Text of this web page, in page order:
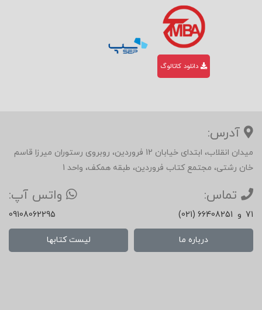
دانلود کاتالوگ
آدرس:
میدان انقلاب، ابتدای خیابان 12 فروردین، روبروی رستوران میرزا قاسم
خان رشتی، مجتمع کتاب فروردین، طبقه همکف، واحد 1
تماس:
(021) 66408251 و 71
واتس آپ:
09108062295
درباره ما لیست کتابها